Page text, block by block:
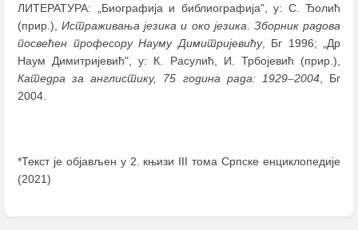
ЛИТЕРАТУРА: „Биографија и библиографија", у: С. Ђолић
(прир.),Истраживања језика и око језика
Зборник радова
посвећен професору Науму Димитријевићу, Бг 1996; „Др
Наум Димитријевић", у: К. Расулић, И. Трбојевић (прир.),
Катедра за англистику, 75 година рада: 1929–2004, Бг
2004.
*Текст је објављен у 2. књизи III тома Српске енциклопедије
(2021)